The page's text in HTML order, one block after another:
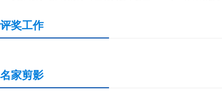
评奖工作
名家剪影